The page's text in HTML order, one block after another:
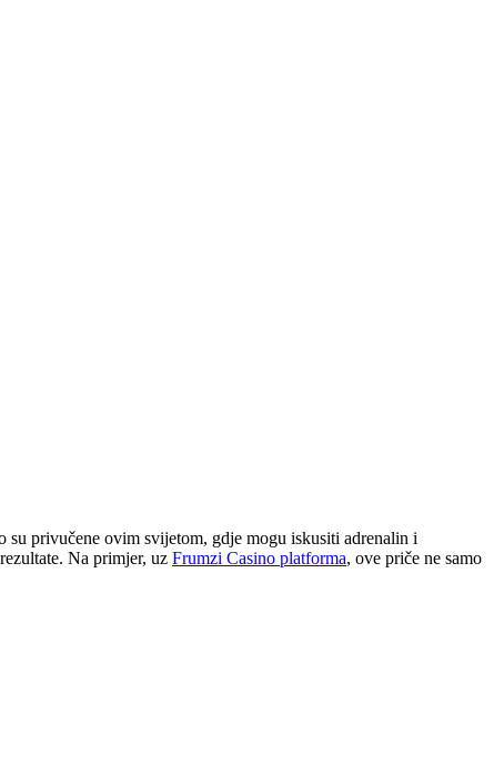
su privučene ovim svijetom, gdje mogu iskusiti adrenalin i
Na primjer, uz Frumzi Casino platforma, ove priče ne samo